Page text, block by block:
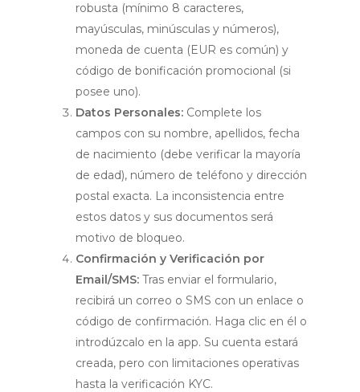
robusta (mínimo 8 caracteres,
mayúsculas, minúsculas y números),
moneda de cuenta (EUR es común) y
código de bonificación promocional (si
posee uno).
Datos Personales: Complete los
campos con su nombre, apellidos, fecha
de nacimiento (debe verificar la mayoría
de edad), número de teléfono y dirección
postal exacta. La inconsistencia entre
estos datos y sus documentos será
motivo de bloqueo.
Confirmación y Verificación por
Email/SMS: Tras enviar el formulario,
recibirá un correo o SMS con un enlace o
código de confirmación. Haga clic en él o
introdúzcalo en la app. Su cuenta estará
creada, pero con limitaciones operativas
hasta la verificación KYC.